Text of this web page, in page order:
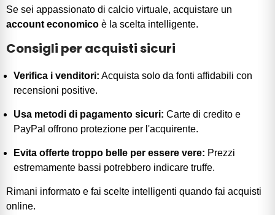
Se sei appassionato di calcio virtuale, acquistare un
account economico è la scelta intelligente.
Consigli per acquisti sicuri
Verifica i venditori: Acquista solo da fonti affidabili con
recensioni positive.
Usa metodi di pagamento sicuri: Carte di credito e
PayPal offrono protezione per l'acquirente.
Evita offerte troppo belle per essere vere: Prezzi
estremamente bassi potrebbero indicare truffe.
Rimani informato e fai scelte intelligenti quando fai acquisti
online.